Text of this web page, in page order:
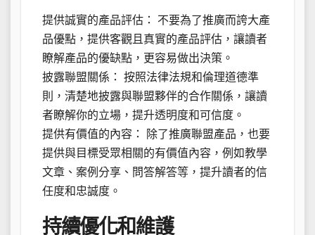
提供誠實的產品評估： 不要為了推廣而誇大產
品優點，提供客觀且真實的產品評估，讓讀者
瞭解產品的優缺點，更容易做出決策。
披露聯盟關係： 按照法律法規和倫理道德準
則，清楚地披露與聯盟夥伴的合作關係，讓讀
者瞭解你的立場，提升透明度和可信度。
提供有價值的內容： 除了推廣聯盟產品，也要
提供與目標受眾相關的有價值內容，例如教學
文章、案例分享、問答解答等，提升讀者的信
任度和忠誠度。
持續優化和維護